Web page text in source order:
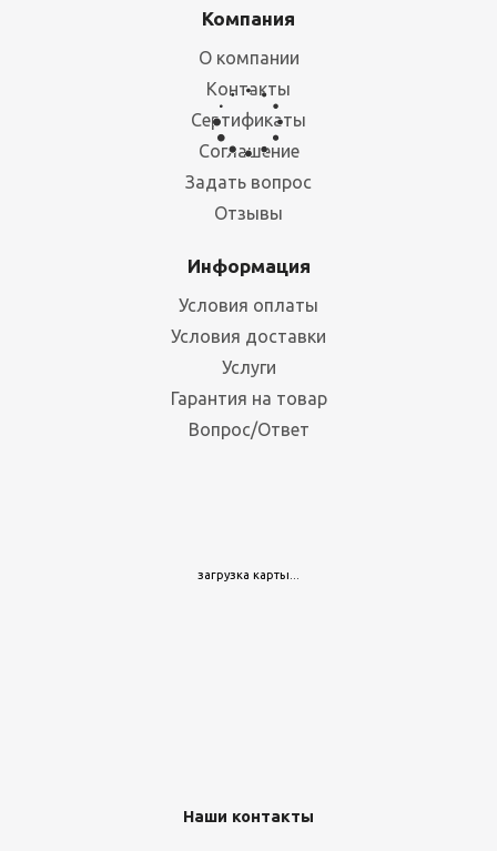
Стеллаж металлический ТСУ усиленный
Много
/шт 828 руб.
Компания
О компании
Контакты
Сертификаты
Соглашение
Задать вопрос
Отзывы
Информация
Условия оплаты
Условия доставки
Услуги
Гарантия на товар
Вопрос/Ответ
загрузка карты...
Наши контакты